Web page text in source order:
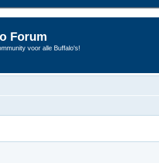
Forum
voor alle Buffalo's!